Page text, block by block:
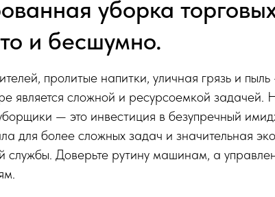
уборка
и бесшумно.
пролитые напитки, уличная грязь и
является сложной и ресурсоемкой задачей.
— это инвестиция в безупречный
для более сложных задач и значительная
службы. Доверьте рутину машинам, а